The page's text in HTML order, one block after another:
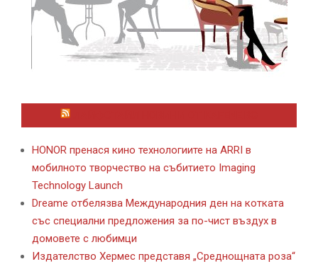
HONOR пренася кино технологиите на ARRI в
мобилното творчество на събитието Imaging
Technology Launch
Dreame отбелязва Международния ден на котката
със специални предложения за по-чист въздух в
домовете с любимци
Издателство Хермес представя „Среднощната роза“